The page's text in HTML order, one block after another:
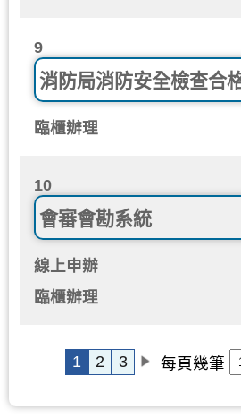
9
消防局消防安全檢查合
臨櫃辦理
10
會審會勘系統
線上申辦
臨櫃辦理
1 2 3 每頁幾筆